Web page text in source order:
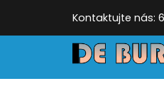
Kontaktujte nás: